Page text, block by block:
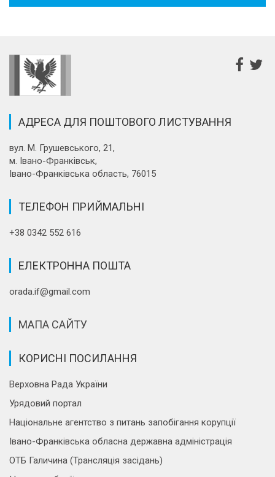
АДРЕСА ДЛЯ ПОШТОВОГО ЛИСТУВАННЯ
вул. М. Грушевського, 21,
м. Івано-Франківськ,
Івано-Франківська область, 76015
ТЕЛЕФОН ПРИЙМАЛЬНІ
+38 0342 552 616
ЕЛЕКТРОННА ПОШТА
orada.if@gmail.com
МАПА САЙТУ
КОРИСНІ ПОСИЛАННЯ
Верховна Рада України
Урядовий портал
Національне агентство з питань запобігання корупції
Івано-Франківська обласна державна адміністрація
ОТБ Галичина (Трансляція засідань)